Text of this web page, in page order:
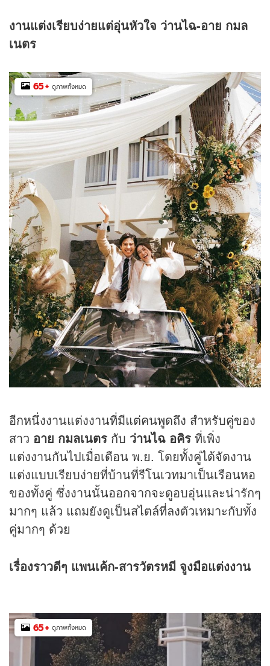
งานแต่งเรียบง่ายแต่อุ่นหัวใจ ว่านไฉ-อาย กมล
เนตร
65+ ดูภาพทั้งหมด
อีกหนึ่งงานแต่งงานที่มีแต่คนพูดถึง สำหรับคู่ของ
สาว อาย กมลเนตร กับ ว่านไฉ อคิร ที่เพิ่ง
แต่งงานกันไปเมื่อเดือน พ.ย. โดยทั้งคู่ได้จัดงาน
แต่งแบบเรียบง่ายที่บ้านที่รีโนเวทมาเป็นเรือนหอ
ของทั้งคู่ ซึ่งงานนั้นออกจากจะดูอบอุ่นและน่ารักๆ
มากๆ แล้ว แถมยังดูเป็นสไตล์ที่ลงตัวเหมาะกับทั้ง
คู่มากๆ ด้วย
เรื่องราวดีๆ แพนเค้ก-สารวัตรหมี จูงมือแต่งงาน
65+ ดูภาพทั้งหมด